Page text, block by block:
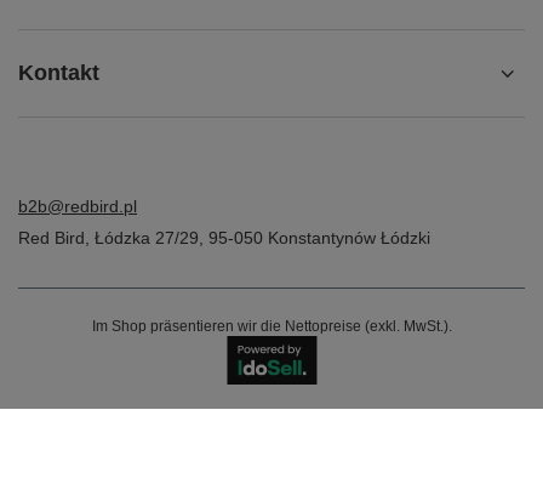
Kontakt
b2b@redbird.pl
Red Bird, Łódzka 27/29, 95-050 Konstantynów Łódzki
Im Shop präsentieren wir die Nettopreise (exkl. MwSt.).